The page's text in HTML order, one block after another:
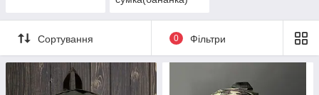
жіночі рюкзаки;
Кожен покупець зможе знайти в нашому інтернет-магазині
найбільш підходящий товар під свої параметри і смак,
підкреслити свою індивідуальність, статус, показати власні
Сортування 0 Фільтри